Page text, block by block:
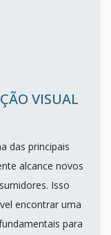
VISUAL
das principais
alcance novos
Isso
encontrar uma
para